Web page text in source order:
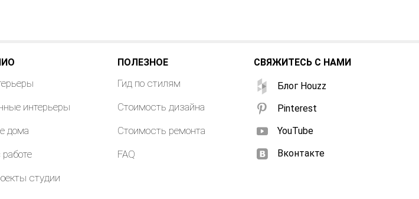
интерьеры
дома
студии
ПОЛЕЗНОЕ
Гид по стилям
Стоимость дизайна
Стоимость ремонта
FAQ
СВЯЖИТЕСЬ С НАМИ
Блог Houzz
Pinterest
YouTube
Вконтакте